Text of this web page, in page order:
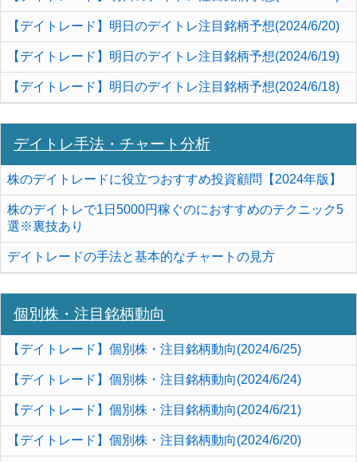
【デイトレード】明日のデイトレ注目銘柄予想(2024/6/20)
【デイトレード】明日のデイトレ注目銘柄予想(2024/6/19)
【デイトレード】明日のデイトレ注目銘柄予想(2024/6/18)
デイトレ手法・チャート分析
株のデイトレードに役立つおすすめ投資顧問【2024年版】
株のデイトレで1日5000円稼ぐのにおすすめのテクニック5
選※裏技あり
デイトレードの手法と基本的なチャートの見方
個別株・注目銘柄動向
【デイトレード】個別株・注目銘柄動向(2024/6/25)
【デイトレード】個別株・注目銘柄動向(2024/6/24)
【デイトレード】個別株・注目銘柄動向(2024/6/21)
【デイトレード】個別株・注目銘柄動向(2024/6/20)